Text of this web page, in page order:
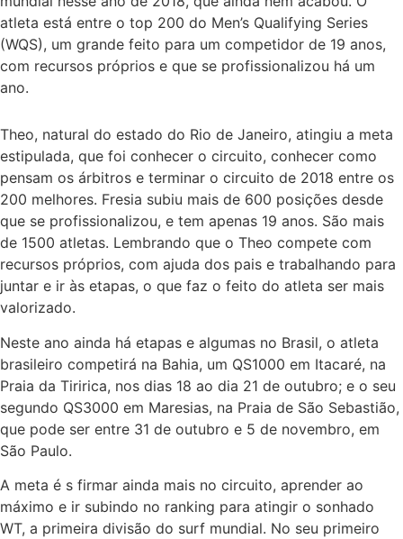
atleta está entre o top 200 do Men’s Qualifying Series
(WQS), um grande feito para um competidor de 19 anos,
com recursos próprios e que se profissionalizou há um
ano.
Theo, natural do estado do Rio de Janeiro, atingiu a meta
estipulada, que foi conhecer o circuito, conhecer como
pensam os árbitros e terminar o circuito de 2018 entre os
200 melhores. Fresia subiu mais de 600 posições desde
que se profissionalizou, e tem apenas 19 anos. São mais
de 1500 atletas. Lembrando que o Theo compete com
recursos próprios, com ajuda dos pais e trabalhando para
juntar e ir às etapas, o que faz o feito do atleta ser mais
valorizado.
Neste ano ainda há etapas e algumas no Brasil, o atleta
brasileiro competirá na Bahia, um QS1000 em Itacaré, na
Praia da Tiririca, nos dias 18 ao dia 21 de outubro; e o seu
segundo QS3000 em Maresias, na Praia de São Sebastião,
que pode ser entre 31 de outubro e 5 de novembro, em
São Paulo.
A meta é s firmar ainda mais no circuito, aprender ao
máximo e ir subindo no ranking para atingir o sonhado
WT, a primeira divisão do surf mundial. No seu primeiro